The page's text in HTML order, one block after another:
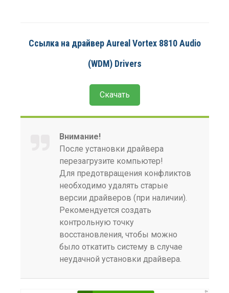
Ссылка на драйвер Aureal Vortex 8810 Audio
(WDM) Drivers
Скачать
Внимание!
После установки драйвера
перезагрузите компьютер!
Для предотвращения конфликтов
необходимо удалять старые
версии драйверов (при наличии).
Рекомендуется создать
контрольную точку
восстановления, чтобы можно
было откатить систему в случае
неудачной установки драйвера.